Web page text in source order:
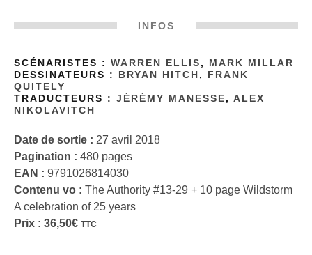
INFOS
SCÉNARISTES : WARREN ELLIS ,
MARK MILLAR
DESSINATEURS :
BRYAN HITCH ,
FRANK
QUITELY
TRADUCTEURS : JÉRÉMY MANESSE , ALEX
NIKOLAVITCH
Date de sortie : 27 avril 2018
Pagination : 480 pages
EAN : 9791026814030
Contenu vo : The Authority #13-29 + 10 page Wildstorm
A celebration of 25 years
Prix : 36,50€ TTC